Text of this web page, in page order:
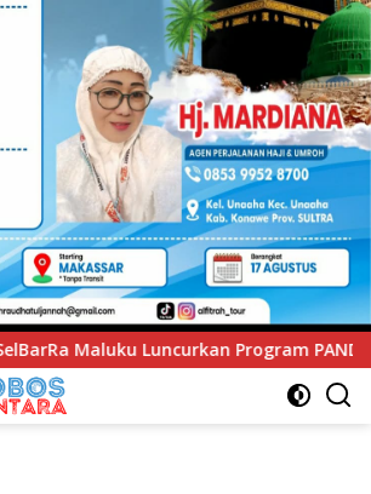
PANDE EMAS untuk Perkuat